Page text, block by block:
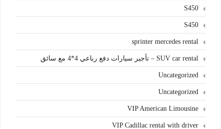
S450
S450
sprinter mercedes rental
SUV car rental – تأجير سيارات دفع رباعي 4*4 مع سائق
Uncategorized
Uncategorized
VIP American Limousine
VIP Cadillac rental with driver